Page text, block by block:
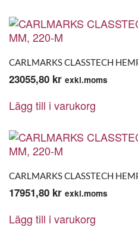
CARLMARKS CLASSTECH
23055,80 kr exkl.moms
Lägg till i varukorg
CARLMARKS CLASSTECH
17951,80 kr exkl.moms
Lägg till i varukorg